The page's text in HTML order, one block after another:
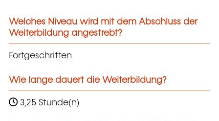
Welches Niveau wird mit dem Abschluss der
Weiterbildung angestrebt?
Fortgeschritten
Wie lange dauert die Weiterbildung?
3,25 Stunde(n)